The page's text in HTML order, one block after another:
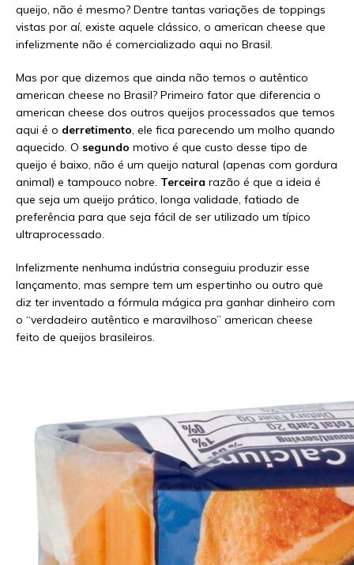
queijo, não é mesmo? Dentre tantas variações de toppings
vistas por aí, existe aquele clássico, o american cheese que
infelizmente não é comercializado aqui no Brasil.
Mas por que dizemos que ainda não temos o autêntico
american cheese no Brasil? Primeiro fator que diferencia o
american cheese dos outros queijos processados que temos
aqui é o derretimento, ele fica parecendo um molho quando
aquecido. O segundo motivo é que custo desse tipo de
queijo é baixo, não é um queijo natural (apenas com gordura
animal) e tampouco nobre. Terceira razão é que a ideia é
que seja um queijo prático, longa validade, fatiado de
preferência para que seja fácil de ser utilizado um típico
ultraprocessado.
Infelizmente nenhuma indústria conseguiu produzir esse
lançamento, mas sempre tem um espertinho ou outro que
diz ter inventado a fórmula mágica pra ganhar dinheiro com
o “verdadeiro autêntico e maravilhoso” american cheese
feito de queijos brasileiros.